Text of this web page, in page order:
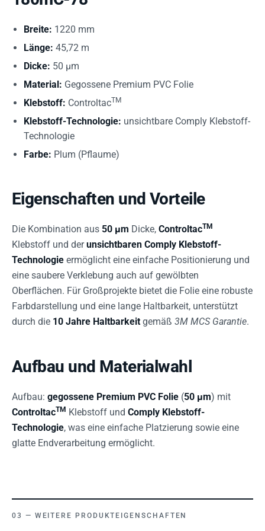
Breite: 1220 mm
Länge: 45,72 m
Dicke: 50 µm
Material: Gegossene Premium PVC Folie
Klebstoff: ControltacTM
Klebstoff-Technologie: unsichtbare Comply Klebstoff-
Technologie
Farbe: Plum (Pflaume)
Eigenschaften und Vorteile
Die Kombination aus 50 µm Dicke, ControltacTM
Klebstoff und derunsichtbaren Comply Klebstoff-
Technologie ermöglicht eine einfache Positionierung und
eine saubere Verklebung auch auf gewölbten
Oberflächen. Für Großprojekte bietet die Folie eine robuste
Farbdarstellung und eine lange Haltbarkeit, unterstützt
durch die 10 Jahre Haltbarkeit gemäß 3M MCS Garantie.
Aufbau und Materialwahl
Aufbau: gegossene Premium PVC Folie (50 µm) mit
ControltacTM Klebstoff und Comply Klebstoff-
Technologie, was eine einfache Platzierung sowie eine
glatte Endverarbeitung ermöglicht.
WEITERE PRODUKTEIGENSCHAFTEN